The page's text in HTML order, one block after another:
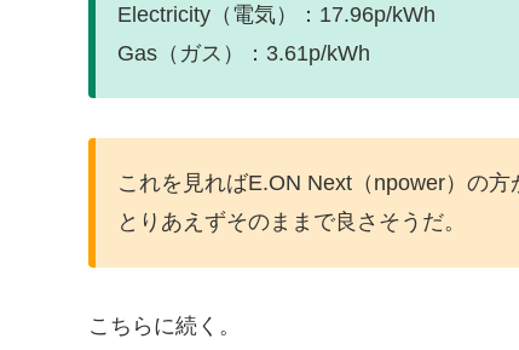
Electricity（電気）：17.96p/kWh
Gas（ガス）：3.61p/kWh
これを見ればE.ON Next（npower）の方
とりあえずそのままで良さそうだ。
こちらに続く。